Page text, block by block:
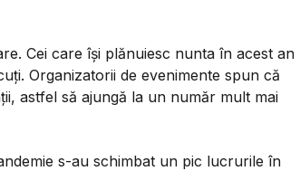
Cei care își plănuiesc nunta în acest an
Organizatorii de evenimente spun că
astfel să ajungă la un număr mult mai
s-au schimbat un pic lucrurile în